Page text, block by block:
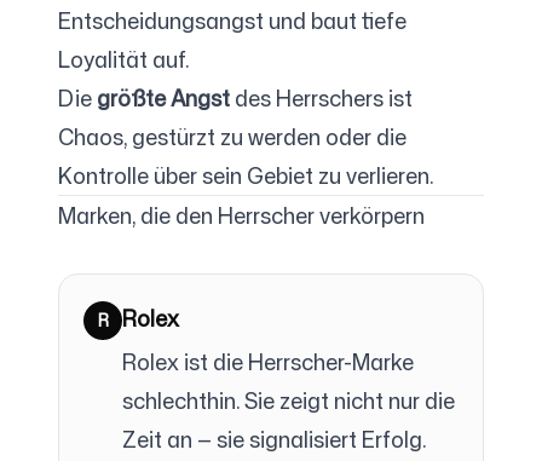
Entscheidungsangst und baut tiefe
Loyalität auf.
Diegrößte Angstdes Herrschers ist
Chaos, gestürzt zu werden oder die
Kontrolle über sein Gebiet zu verlieren.
Marken, die den Herrscher verkörpern
R
Rolex
Rolex ist die Herrscher-Marke
schlechthin. Sie zeigt nicht nur die
Zeit an — sie signalisiert Erfolg.